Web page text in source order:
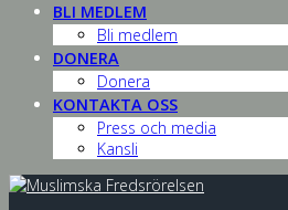
BLI MEDLEM
Bli medlem
DONERA
Donera
KONTAKTA OSS
Press och media
Kansli